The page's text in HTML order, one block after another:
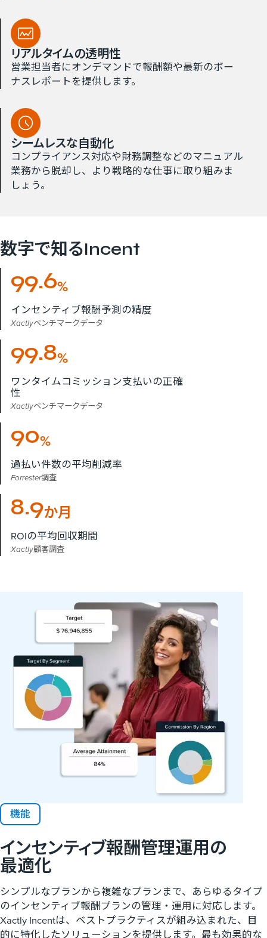
リアルタイムの​透明性
営業担当者にオンデマンドで報酬額や最新のボー
ナスレポートを提供します。
シームレスな​自動化
コンプライアンス対応や財務調整などのマニュアル
業務から脱却し、より戦略的な仕事に取り組みま
しょう。
数字で​知る​Incent
99.6%
インセンティブ報酬予測の精度
Xactlyベンチマークデータ
99.8%
ワンタイムコミッション支払いの正確
性
Xactlyベンチマークデータ
90%
過払い件数の平均削減率
Forrester調査
8.9か月
ROIの平均回収期間
Xactly顧客調査
機能
インセンティブ報酬管理運用の​
最適化
シンプルなプランから複雑なプランまで、あらゆるタイプ
のインセンティブ報酬プランの管理・運用に対応します。
Xactly Incentは、ベストプラクティスが組み込まれた、目
的に特化したソリューションを提供します。最も効果的な